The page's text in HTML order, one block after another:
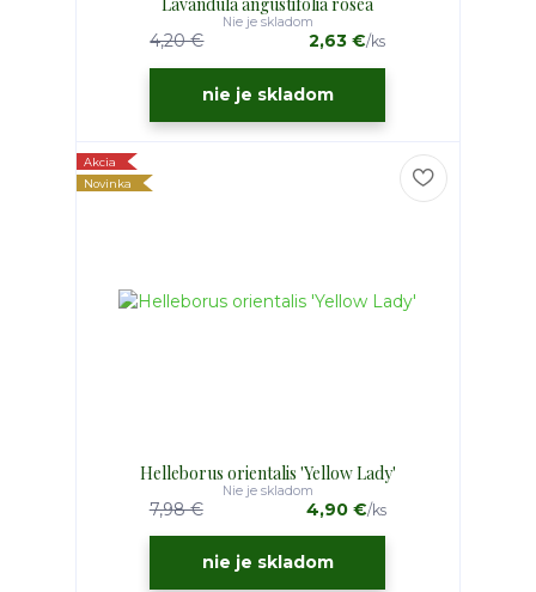
Lavandula angustifolia rosea
4,20 € 2,63 €/ks
Nie je skladom
nie je skladom
Akcia
Novinka
Helleborus orientalis 'Yellow Lady'
7,98 € 4,90 €/ks
Nie je skladom
nie je skladom